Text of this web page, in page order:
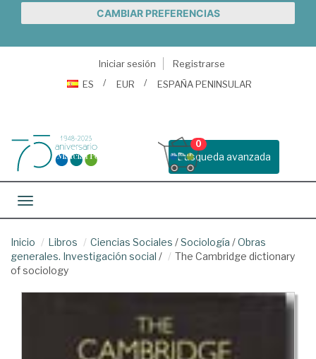
CAMBIAR PREFERENCIAS
Iniciar sesión
Registrarse
ES
EUR ESPAÑA PENINSULAR
Busqueda avanzada
0
Toggle navigation
Inicio Libros Ciencias Sociales /Sociología /Obras
generales. Investigación social /
The Cambridge dictionary
of sociology